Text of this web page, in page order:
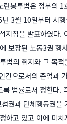
봉투법은 정부의
3월 10일부터 시
침을 발표하였다
보장된 노동3권
법의 취지와 그 목
으로서의 존엄과
법률로서 정한다
권과 단체행동권
하고 있고 이에 미